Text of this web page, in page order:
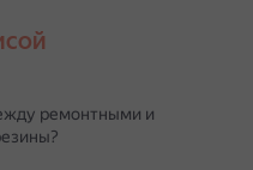
ремонтными и